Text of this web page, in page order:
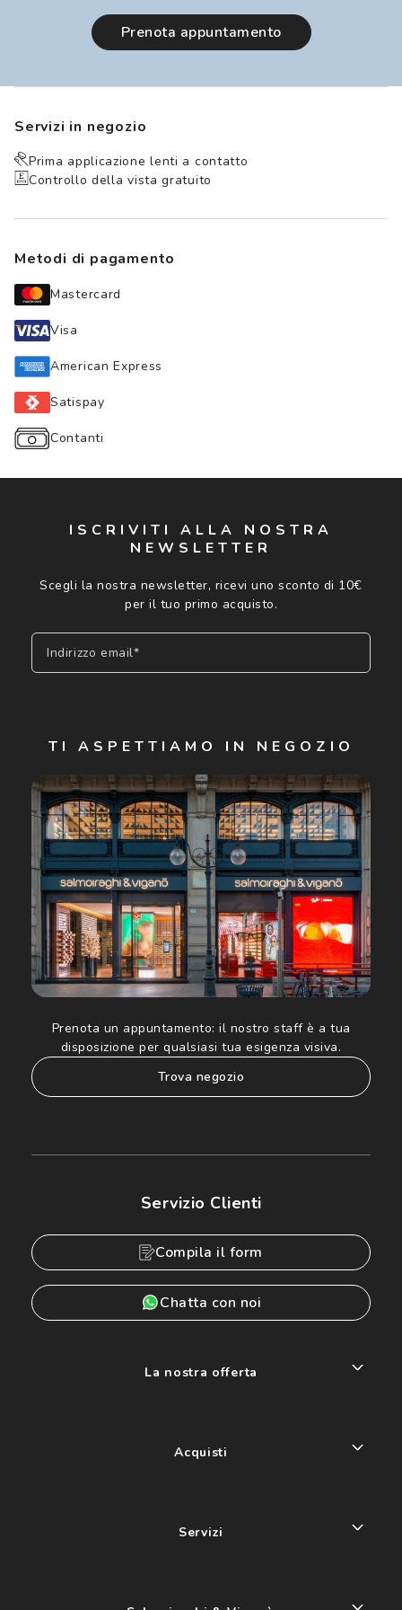
prenota appuntamento
Servizi in negozio
Prima applicazione lenti a contatto
Controllo della vista gratuito
Metodi di pagamento
Mastercard
Satispay
Visa
Contanti
American Express
ISCRIVITI ALLA NOSTRA
NEWSLETTER
Scegli la nostra newsletter, ricevi uno sconto di 10€
per il tuo primo acquisto.
Indirizzo email*
Cliccando su "Iscriviti", confermo di avere più di 16 anni e
acconsento all'utilizzo dei miei Dati Personali da parte di
Luxottica Group S.p.A. per l'invio di offerte speciali, novità
ed altre comunicazioni di carattere pubblicitario (consultare
Informativa sulla privacyper ulteriori informazioni).
TI ASPETTIAMO IN NEGOZIO
Prenota un appuntamento: il nostro staff è a tua
disposizione per qualsiasi tua esigenza visiva.
trova negozio
Servizio Clienti
Compila il form
Chatta con noi
La nostra offerta
Acquisti
Servizi